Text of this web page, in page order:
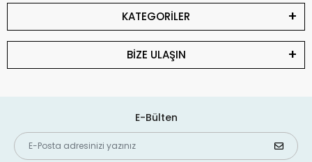
KATEGORİLER
BİZE ULAŞIN
E-Bülten